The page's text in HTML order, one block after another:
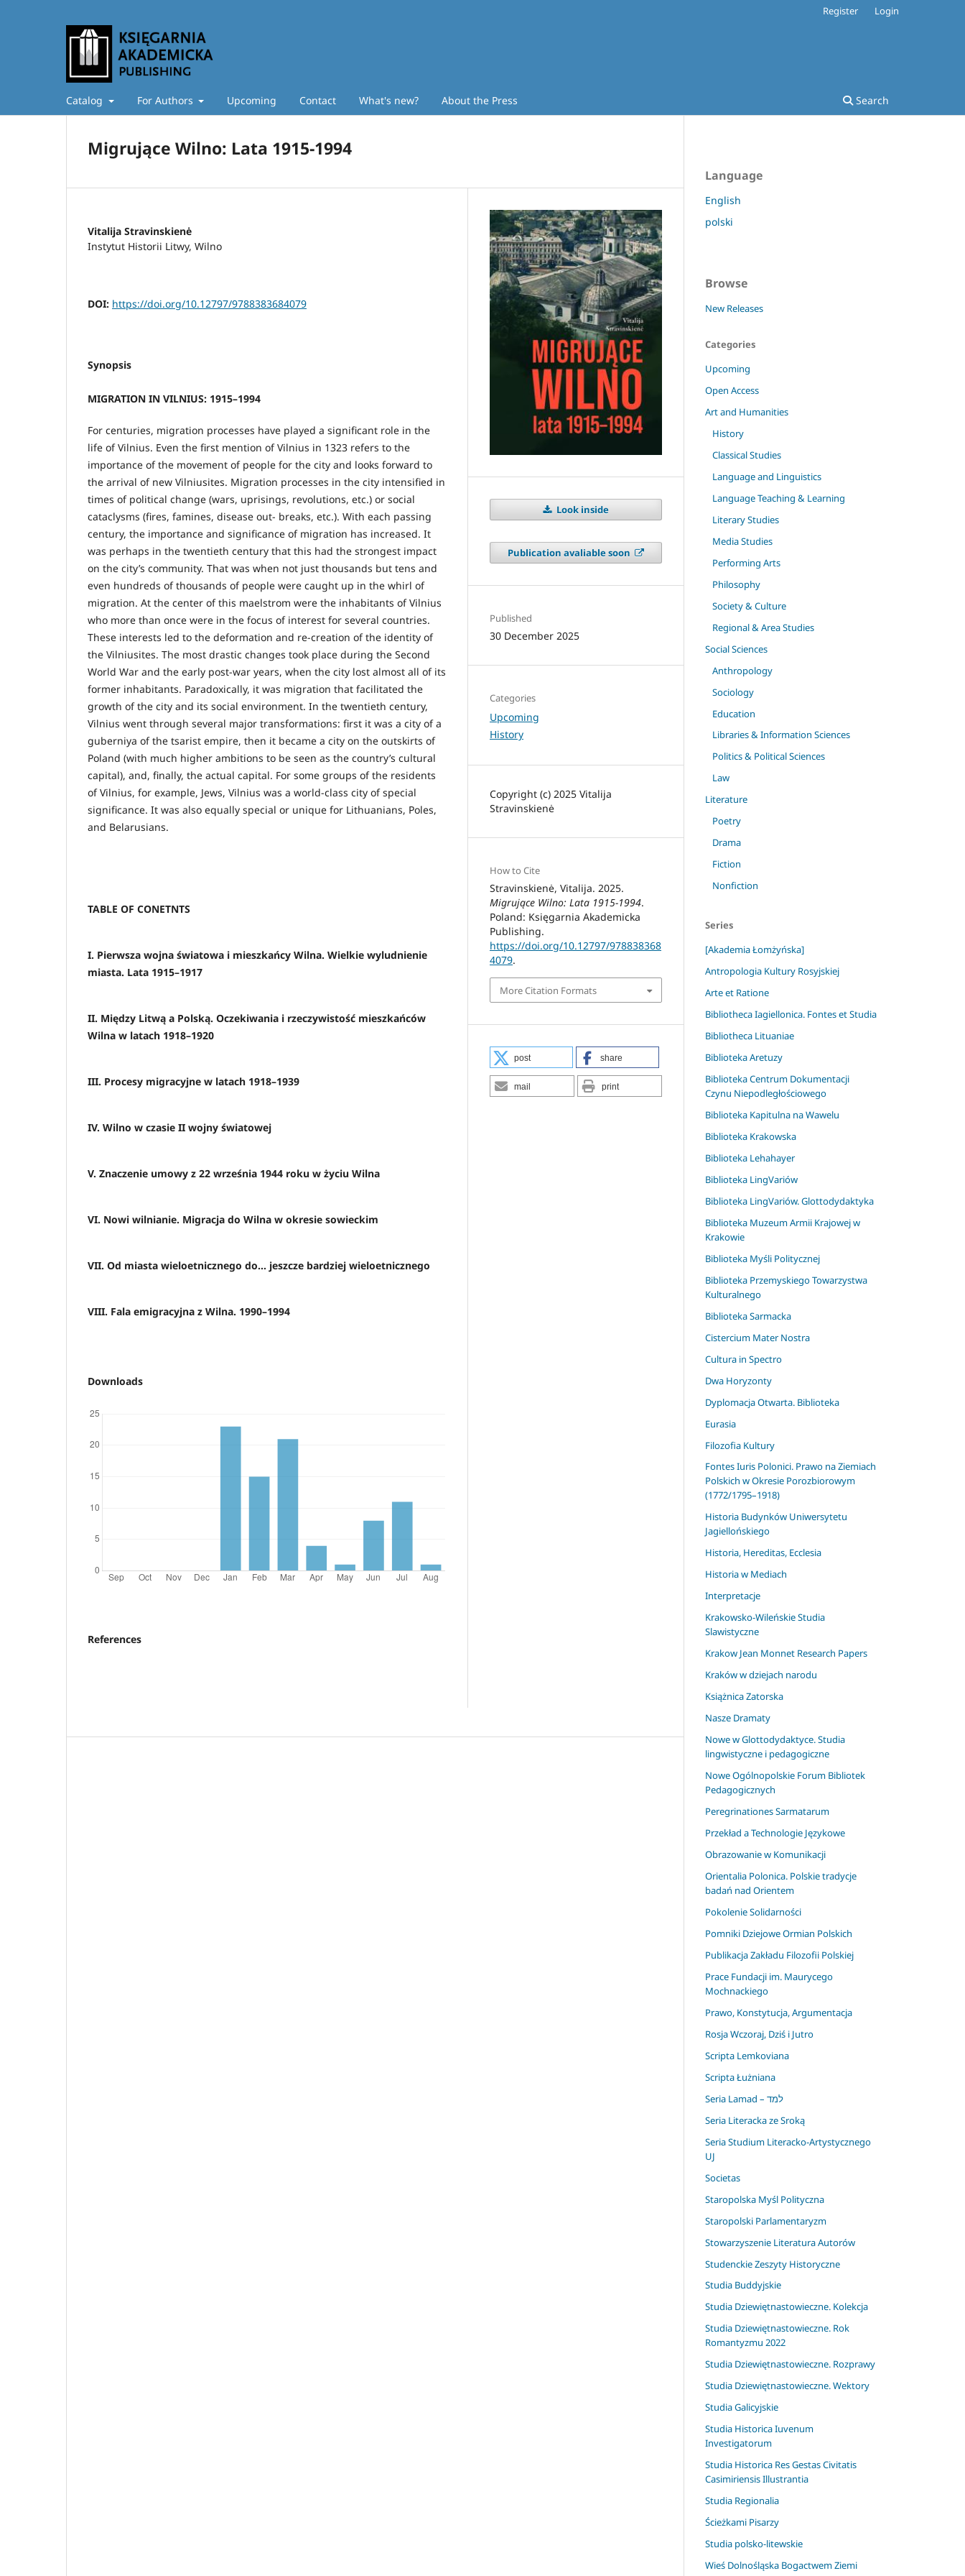
Catalog For Authors Upcoming Contact What's new? About the Press Search
Register Login
Migrujące Wilno: Lata 1915-1994
Vitalija Stravinskienė
Instytut Historii Litwy, Wilno
DOI: https://doi.org/10.12797/9788383684079
Synopsis
MIGRATION IN VILNIUS: 1915–1994
For centuries, migration processes have played a significant role in the
life of Vilnius. Even the first mention of Vilnius in 1323 refers to the
importance of the movement of people for the city and looks forward to
the arrival of new Vilniusites. Migration processes in the city intensified in
times of political change (wars, uprisings, revolutions, etc.) or social
cataclysms (fires, famines, disease out- breaks, etc.). With each passing
century, the importance and significance of migration has increased. It
was perhaps in the twentieth century that this had the strongest impact
on the city’s community. That was when not just thousands but tens and
even hundreds of thousands of people were caught up in the whirl of
migration. At the center of this maelstrom were the inhabitants of Vilnius
who more than once were in the focus of interest for several countries.
These interests led to the deformation and re-creation of the identity of
the Vilniusites. The most drastic changes took place during the Second
World War and the early post-war years, when the city lost almost all of its
former inhabitants. Paradoxically, it was migration that facilitated the
growth of the city and its social environment. In the twentieth century,
Vilnius went through several major transformations: first it was a city of a
guberniya of the tsarist empire, then it became a city on the outskirts of
Poland (with much higher ambitions to be seen as the country’s cultural
capital), and, finally, the actual capital. For some groups of the residents
of Vilnius, for example, Jews, Vilnius was a world-class city of special
significance. It was also equally special or unique for Lithuanians, Poles,
and Belarusians.
TABLE OF CONETNTS
I. Pierwsza wojna światowa i mieszkańcy Wilna. Wielkie wyludnienie
miasta. Lata 1915–1917
II. Między Litwą a Polską. Oczekiwania i rzeczywistość mieszkańców
Wilna w latach 1918–1920
III. Procesy migracyjne w latach 1918–1939
IV. Wilno w czasie II wojny światowej
V. Znaczenie umowy z 22 września 1944 roku w życiu Wilna
VI. Nowi wilnianie. Migracja do Wilna w okresie sowieckim
VII. Od miasta wieloetnicznego do… jeszcze bardziej wieloetnicznego
VIII. Fala emigracyjna z Wilna. 1990–1994
Downloads
References
Look inside
Publication avaliable soon
Published
30 December 2025
Categories
Upcoming
History
Copyright (c) 2025 Vitalija
Stravinskienė
How to Cite
Stravinskienė, Vitalija. 2025.
Migrujące Wilno: Lata 1915-1994.
Poland: Księgarnia Akademicka
Publishing.
https://doi.org/10.12797/978838368
4079.
More Citation Formats
post share
mail print
Language
English
polski
Browse
New Releases
Categories
Upcoming
Open Access
Art and Humanities
History
Classical Studies
Language and Linguistics
Language Teaching & Learning
Literary Studies
Media Studies
Performing Arts
Philosophy
Society & Culture
Regional & Area Studies
Social Sciences
Anthropology
Sociology
Education
Libraries & Information Sciences
Politics & Political Sciences
Law
Literature
Poetry
Drama
Fiction
Nonfiction
Series
[Akademia Łomżyńska]
Antropologia Kultury Rosyjskiej
Arte et Ratione
Bibliotheca Iagiellonica. Fontes et Studia
Bibliotheca Lituaniae
Biblioteka Aretuzy
Biblioteka Centrum Dokumentacji
Czynu Niepodległościowego
Biblioteka Kapitulna na Wawelu
Biblioteka Krakowska
Biblioteka Lehahayer
Biblioteka LingVariów
Biblioteka LingVariów. Glottodydaktyka
Biblioteka Muzeum Armii Krajowej w
Krakowie
Biblioteka Myśli Politycznej
Biblioteka Przemyskiego Towarzystwa
Kulturalnego
Biblioteka Sarmacka
Cistercium Mater Nostra
Cultura in Spectro
Dwa Horyzonty
Dyplomacja Otwarta. Biblioteka
Eurasia
Filozofia Kultury
Fontes Iuris Polonici. Prawo na Ziemiach
Polskich w Okresie Porozbiorowym
(1772/1795–1918)
Historia Budynków Uniwersytetu
Jagiellońskiego
Historia, Hereditas, Ecclesia
Historia w Mediach
Interpretacje
Krakowsko-Wileńskie Studia
Slawistyczne
Krakow Jean Monnet Research Papers
Kraków w dziejach narodu
Książnica Zatorska
Nasze Dramaty
Nowe w Glottodydaktyce. Studia
lingwistyczne i pedagogiczne
Nowe Ogólnopolskie Forum Bibliotek
Pedagogicznych
Peregrinationes Sarmatarum
Przekład a Technologie Językowe
Obrazowanie w Komunikacji
Orientalia Polonica. Polskie tradycje
badań nad Orientem
Pokolenie Solidarności
Pomniki Dziejowe Ormian Polskich
Publikacja Zakładu Filozofii Polskiej
Prace Fundacji im. Maurycego
Mochnackiego
Prawo, Konstytucja, Argumentacja
Rosja Wczoraj, Dziś i Jutro
Scripta Lemkoviana
Scripta Łużniana
Seria Lamad – למד
Seria Literacka ze Sroką
Seria Studium Literacko-Artystycznego
UJ
Societas
Staropolska Myśl Polityczna
Staropolski Parlamentaryzm
Stowarzyszenie Literatura Autorów
Studenckie Zeszyty Historyczne
Studia Buddyjskie
Studia Dziewiętnastowieczne. Kolekcja
Studia Dziewiętnastowieczne. Rok
Romantyzmu 2022
Studia Dziewiętnastowieczne. Rozprawy
Studia Dziewiętnastowieczne. Wektory
Studia Galicyjskie
Studia Historica Iuvenum
Investigatorum
Studia Historica Res Gestas Civitatis
Casimiriensis Illustrantia
Studia Regionalia
Ścieżkami Pisarzy
Studia polsko-litewskie
Wieś Dolnośląska Bogactwem Ziemi